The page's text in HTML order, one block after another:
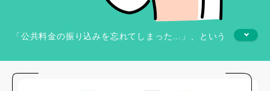
「公共料金の振り込みを忘れてしまった…」、という
取られることがあります。